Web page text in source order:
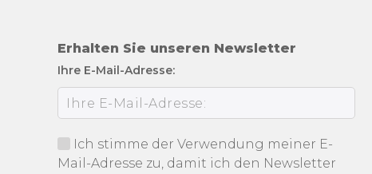
Erhalten Sie unseren Newsletter
Ihre E-Mail-Adresse:
Ich stimme der Verwendung meiner E-
Mail-Adresse zu, damit ich den Newsletter